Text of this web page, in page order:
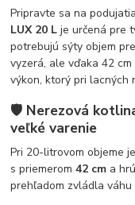
Pripravte sa na
LUX 20 L je určená pre
potrebujú sýty objem
vyzerá, ale vďaka 42
výkon, ktorý pri lacných
🛡️ Nerezová
veľké varenie
Pri 20-litrovom objeme
s priemerom42 cm a
prehľadom zvládla